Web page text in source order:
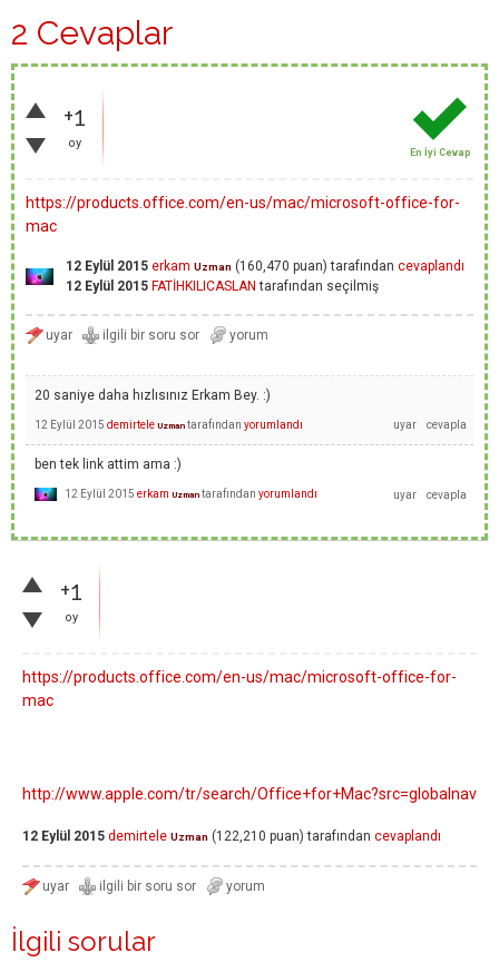
2 Cevaplar
+1
oy
En İyi Cevap
https://products.office.com/en-us/mac/microsoft-office-for-
mac
12 Eylül 2015 erkam Uzman (160,470 puan) tarafından cevaplandı
12 Eylül 2015 FATİHKILICASLAN tarafından seçilmiş
20 saniye daha hızlısınız Erkam Bey. :)
12 Eylül 2015 demirtele Uzman tarafından yorumlandı
ben tek link attim ama :)
12 Eylül 2015 erkam Uzman tarafından yorumlandı
+1
oy
https://products.office.com/en-us/mac/microsoft-office-for-
mac
http://www.apple.com/tr/search/Office+for+Mac?src=globalnav
12 Eylül 2015 demirtele Uzman (122,210 puan) tarafından cevaplandı
İlgili sorular